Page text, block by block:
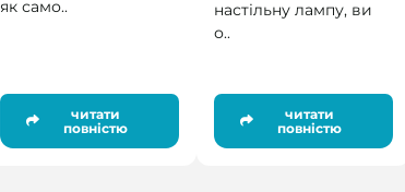
як само..
читати
повністю
настільну лампу, ви
о..
читати
повністю